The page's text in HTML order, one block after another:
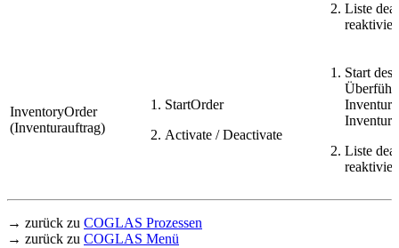
Liste
InventoryOrder
(Inventurauftrag)
StartOrder
Activate / Deactivate
Start des
Liste
→ zurück zu COGLAS Prozessen
→ zurück zu COGLAS Menü